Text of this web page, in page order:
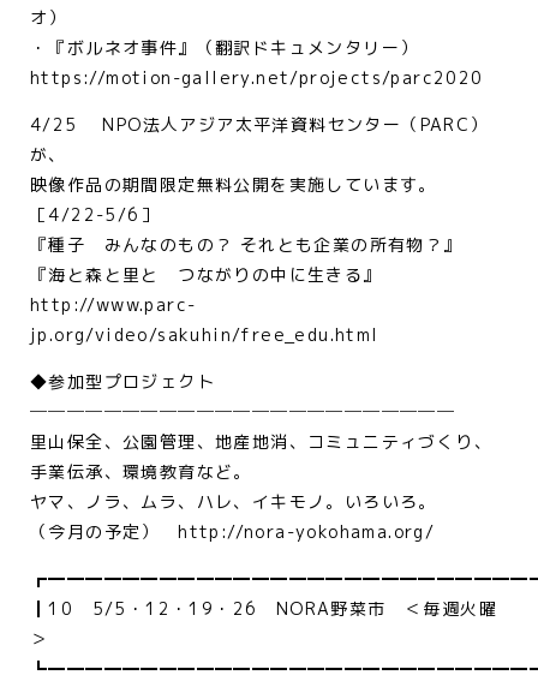
オ）
・『ボルネオ事件』（翻訳ドキュメンタリー）
https://motion-gallery.net/projects/parc2020
4/25 NPO法人アジア太平洋資料センター（PARC）
が、
映像作品の期間限定無料公開を実施しています。
［4/22-5/6］
『種子 みんなのもの？ それとも企業の所有物？』
『海と森と里と つながりの中に生きる』
http://www.parc-
jp.org/video/sakuhin/free_edu.html
◆参加型プロジェクト
───────────────────────
里山保全、公園管理、地産地消、コミュニティづくり、
手業伝承、環境教育など。
ヤマ、ノラ、ムラ、ハレ、イキモノ。いろいろ。
（今月の予定） http://nora-yokohama.org/
┃10 5/5・12・19・26 NORA野菜市 ＜毎週火曜
＞